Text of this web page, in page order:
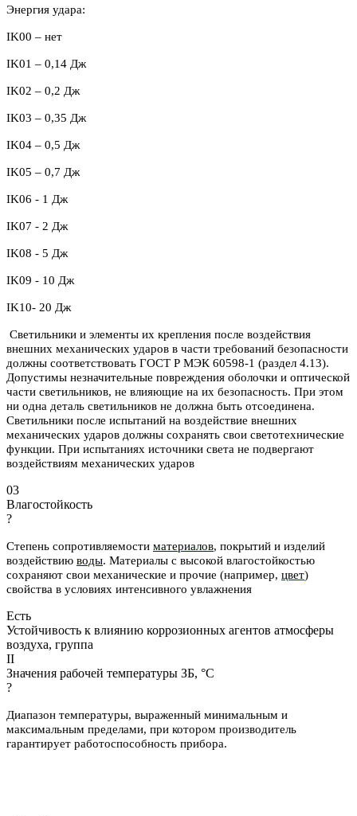
Энергия удара:
IK00 – нет
IK01 – 0,14 Дж
IK02 – 0,2 Дж
IK03 – 0,35 Дж
IK04 – 0,5 Дж
IK05 – 0,7 Дж
IK06 - 1 Дж
IK07 - 2 Дж
IK08 - 5 Дж
IK09 - 10 Дж
IK10- 20 Дж
Светильники и элементы их крепления после воздействия
внешних механических ударов в части требований безопасности
должны соответствовать ГОСТ Р МЭК 60598-1 (раздел 4.13).
Допустимы незначительные повреждения оболочки и оптической
части светильников, не влияющие на их безопасность. При этом
ни одна деталь светильников не должна быть отсоединена.
Светильники после испытаний на воздействие внешних
механических ударов должны сохранять свои светотехнические
функции. При испытаниях источники света не подвергают
воздействиям механических ударов
03
Влагостойкость
?
Степень сопротивляемости материалов, покрытий и изделий
воздействию воды. Материалы с высокой влагостойкостью
сохраняют свои механические и прочие (например, цвет)
свойства в условиях интенсивного увлажнения
Есть
Устойчивость к влиянию коррозионных агентов атмосферы
воздуха, группа
II
Значения рабочей температуры ЗБ, °С
?
Диапазон температуры, выраженный минимальным и
максимальным пределами, при котором производитель
гарантирует работоспособность прибора.